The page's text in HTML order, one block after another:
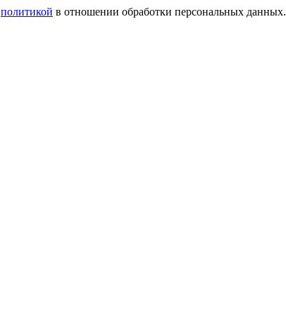
политикой в отношении обработки персональных данных.